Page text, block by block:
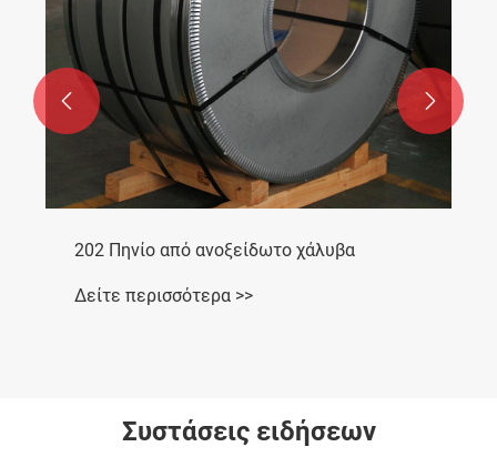
202 Πηνίο από ανοξείδωτο χάλυβα
Δείτε περισσότερα >>
 
Συστάσεις ειδήσεων